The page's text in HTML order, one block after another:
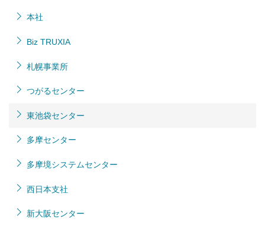
本社
Biz TRUXIA
札幌事業所
つがるセンター
東池袋センター
多摩センター
多摩境システムセンター
西日本支社
新大阪センター